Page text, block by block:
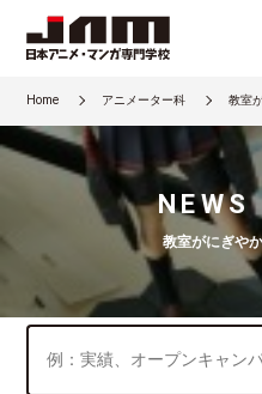
Home アニメーター科 教室
NEWS
教室がにぎや